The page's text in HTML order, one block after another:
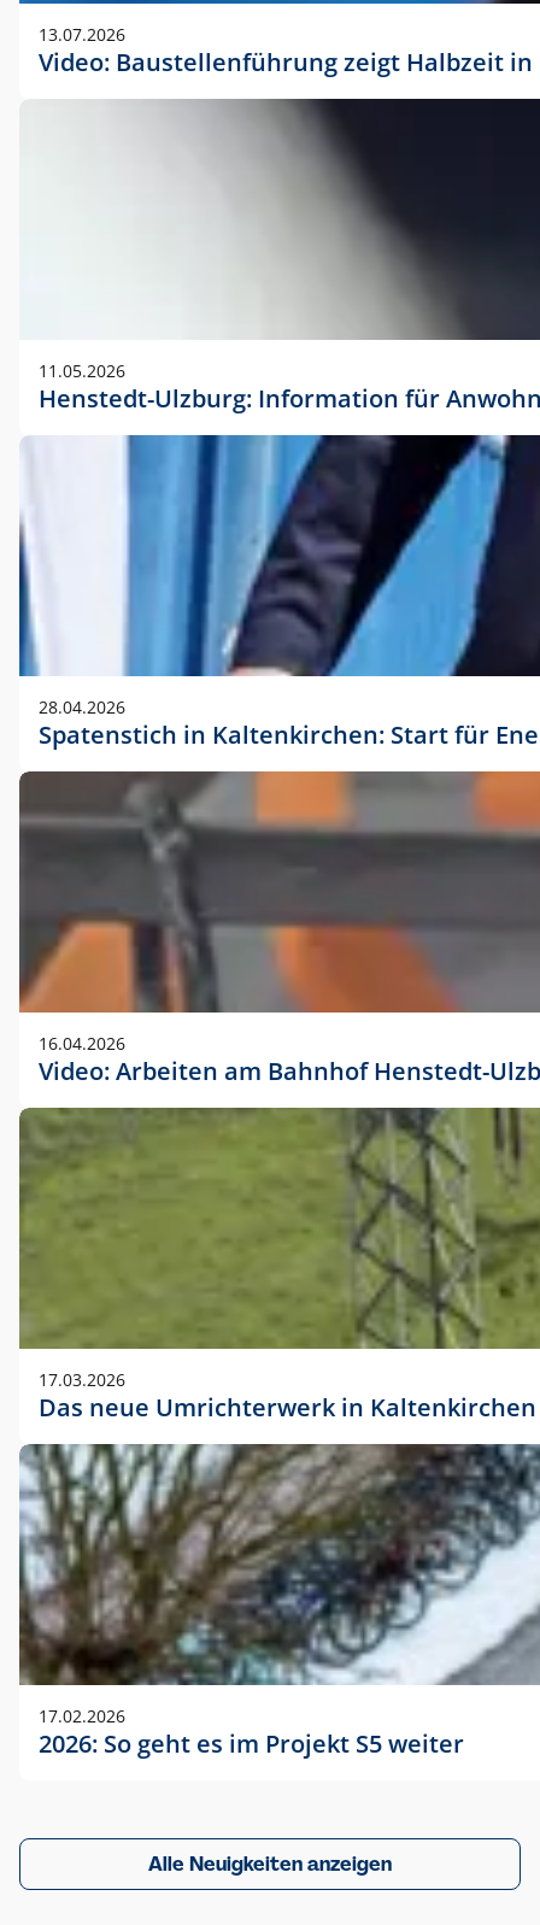
13.07.2026
Video: Baustellenführung zeigt Halbzeit
11.05.2026
Henstedt-Ulzburg: Information für
28.04.2026
Spatenstich in Kaltenkirchen: Start für
16.04.2026
Video: Arbeiten am Bahnhof Henstedt-
17.03.2026
Das neue Umrichterwerk in Kaltenkirchen
17.02.2026
2026: So geht es im Projekt S5 weiter
Alle Neuigkeiten anzeigen